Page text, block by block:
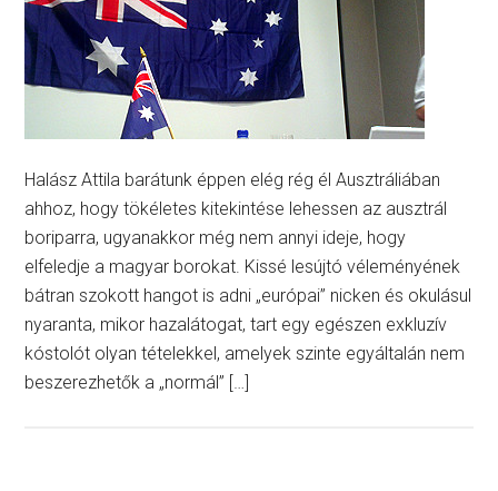
Halász Attila barátunk éppen elég rég él Ausztráliában
ahhoz, hogy tökéletes kitekintése lehessen az ausztrál
boriparra, ugyanakkor még nem annyi ideje, hogy
elfeledje a magyar borokat. Kissé lesújtó véleményének
bátran szokott hangot is adni „európai” nicken és okulásul
nyaranta, mikor hazalátogat, tart egy egészen exkluzív
kóstolót olyan tételekkel, amelyek szinte egyáltalán nem
beszerezhetők a „normál” […]